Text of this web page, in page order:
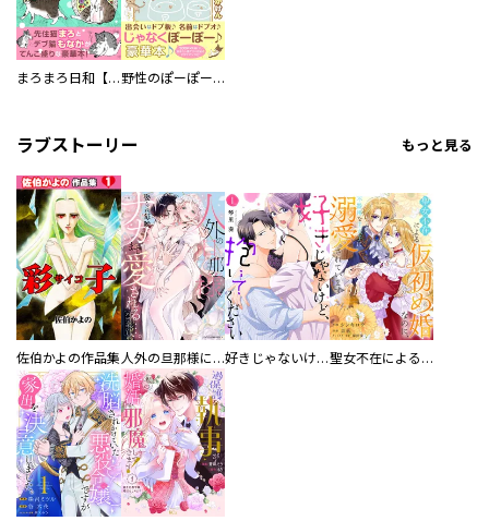
まろまろ日和【豪華版】 野性のぽーぽー【豪華版】
ラブストーリー もっと見る
佐伯かよの作品集 人外の旦那様に娶られ毎晩ナカまで愛される…。アンソロジー 好きじゃないけど、抱いてください【電子単行本版／特典おまけ付き】 聖女不在による仮初め婚なのに、不器用な王太子に溺愛されています【電子単行本版／特典おまけ付き】